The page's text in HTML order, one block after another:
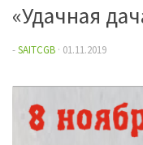
«Удачная
-SAITCGB · 01.11.2019